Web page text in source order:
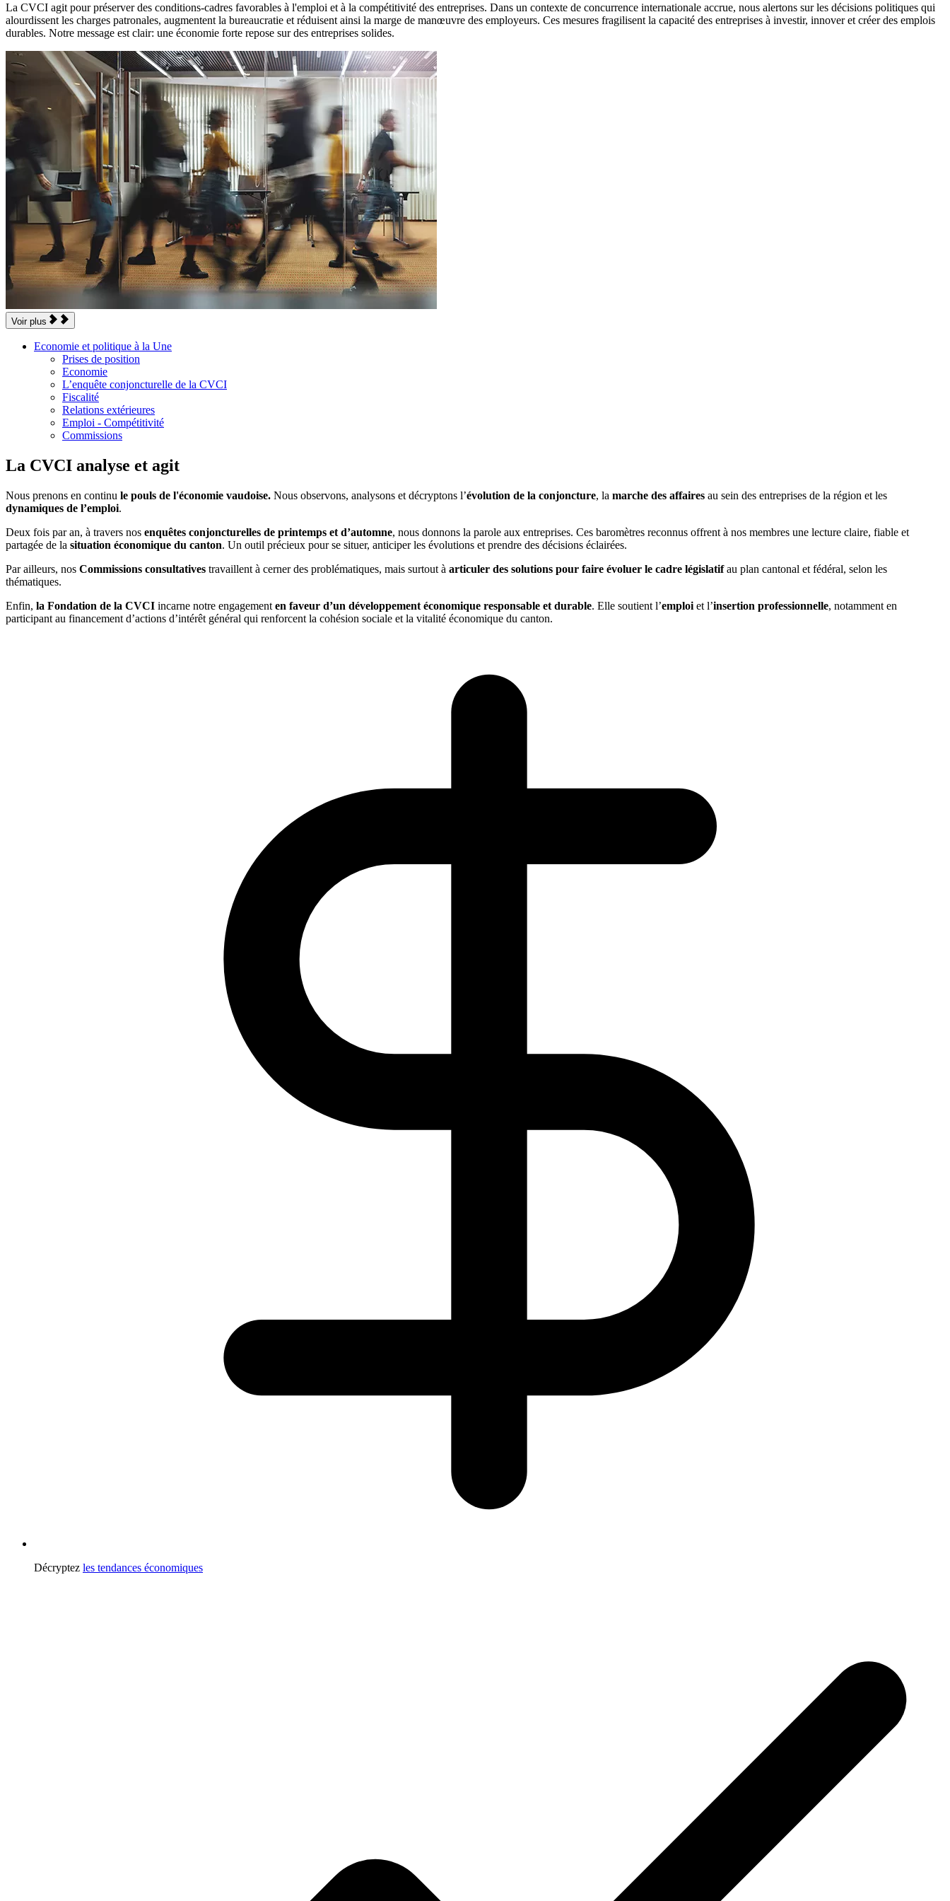
La CVCI agit pour préserver des conditions-cadres favorables à l'emploi et à la compétitivité des entreprises. Dans un contexte de concurrence internationale accrue, nous alertons sur les décisions politiques qui
alourdissent les charges patronales, augmentent la bureaucratie et réduisent ainsi la marge de manœuvre des employeurs. Ces mesures fragilisent la capacité des entreprises à investir, innover et créer des emplois
durables. Notre message est clair: une économie forte repose sur des entreprises solides.
Voir plus
Economie et politique à la Une
Prises de position
Economie
L’enquête conjoncturelle de la CVCI
Fiscalité
Relations extérieures
Emploi - Compétitivité
Commissions
La CVCI analyse et agit
Nous prenons en continu le pouls de l'économie vaudoise. Nous observons, analysons et décryp­tons l’évolution de la conjoncture, la marche des affaires au sein des entreprises de la région et les
dynamiques de l’emploi.
Deux fois par an, à travers nos enquêtes conjoncturelles de printemps et d’automne, nous donnons la parole aux entreprises. Ces baromètres reconnus offrent à nos membres une lecture claire, fiable et
partagée de la situation économique du canton. Un outil précieux pour se situer, anticiper les évolutions et prendre des décisions éclairées.
Par ailleurs, nos Commissions consultatives travaillent à cerner des problématiques, mais surtout à articuler des solutions pour faire évoluer le cadre législatifau plan cantonal et fédéral, selon les
thématiques.
Enfin, la Fondation de la CVCI incarne notre engagement en faveur d’un développement économique responsable et durable. Elle soutient l’emploi et l’insertion professionnelle, notamment en
participant au financement d’actions d’intérêt général qui renforcent la cohésion sociale et la vitalité économique du canton.
Décryptez les tendances économiques